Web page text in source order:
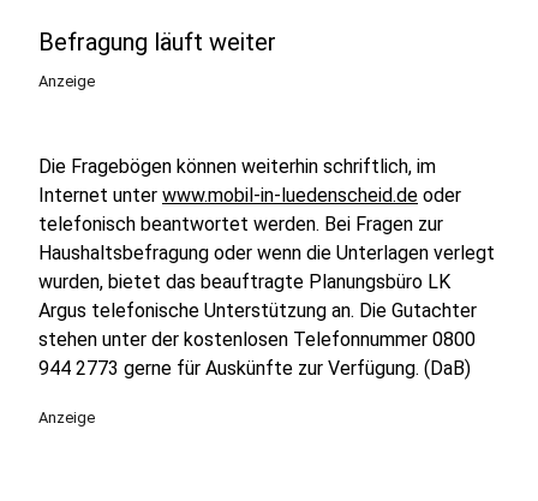
Befragung läuft weiter
Anzeige
Die Fragebögen können weiterhin schriftlich, im
Internet unter www.mobil-in-luedenscheid.de oder
telefonisch beantwortet werden. Bei Fragen zur
Haushaltsbefragung oder wenn die Unterlagen verlegt
wurden, bietet das beauftragte Planungsbüro LK
Argus telefonische Unterstützung an. Die Gutachter
stehen unter der kostenlosen Telefonnummer 0800
944 2773 gerne für Auskünfte zur Verfügung. (DaB)
Anzeige